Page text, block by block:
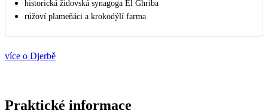
historická židovská synagoga El Ghriba
růžoví plameňáci a krokodýlí farma
více o Djerbě
Praktické informace